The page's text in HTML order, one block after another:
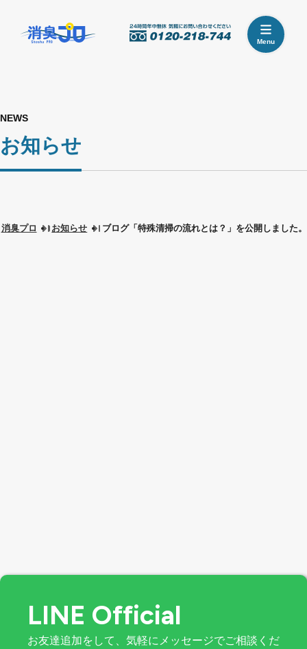
NEWS
お知らせ
消臭プロ お知らせ ブログ「特殊清掃の流れとは？」を公開しました。
LINE Official
お友達追加をして、気軽にメッセージでご相談くだ
Menu